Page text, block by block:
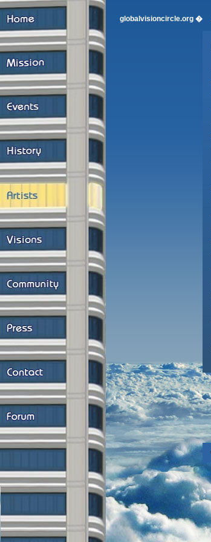
globalvisioncircle.org �